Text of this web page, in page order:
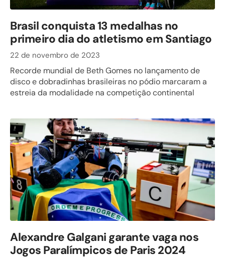
Brasil conquista 13 medalhas no
primeiro dia do atletismo em Santiago
22 de novembro de 2023
Recorde mundial de Beth Gomes no lançamento de
disco e dobradinhas brasileiras no pódio marcaram a
estreia da modalidade na competição continental
Alexandre Galgani garante vaga nos
Jogos Paralímpicos de Paris 2024